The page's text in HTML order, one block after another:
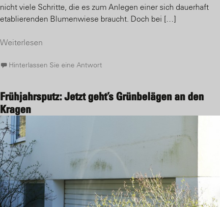
nicht viele Schritte, die es zum Anlegen einer sich dauerhaft
etablierenden Blumenwiese braucht. Doch bei […]
Weiterlesen
Hinterlassen Sie eine Antwort
Frühjahrsputz: Jetzt geht’s Grünbelägen an den
Kragen